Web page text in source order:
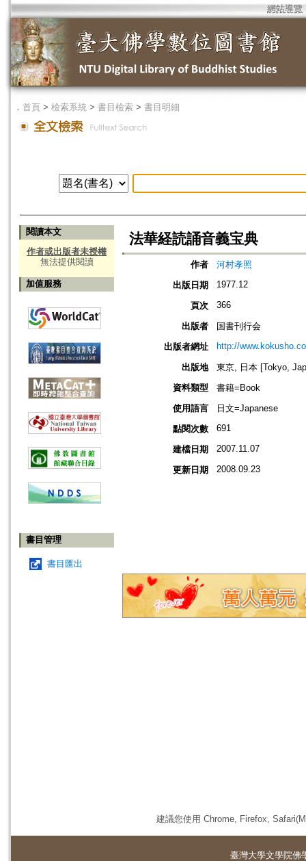
網站導覽
． 首頁 > 檢索系統 > 書目檢索 > 書目明細
閱讀本文
作者或出版者未授權
無法提供閱讀
加值服務
書目管理
書目匯出
法華経読誦音義宝典
作者
河村孝照
出版日期
1977.12
頁次 366
出版者
国書刊行会
出版者網址
http://
出版地
東京, 日本 [Tokyo,
資料類型
書籍=Book
使用語言
日文=Japanese
點閱次數
691
建檔日期 2007.11.07
更新日期 2008.09.23
建議您使用 Chrome, Firefox,
臺灣大學文學院佛